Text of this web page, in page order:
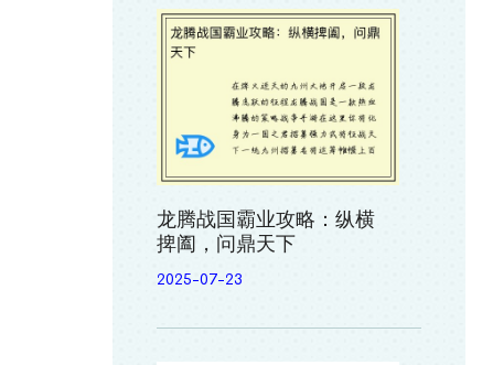
龙腾战国霸业攻略：纵横
捭阖，问鼎天下
2025-07-23